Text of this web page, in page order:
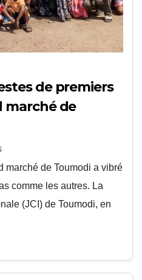
de premiers
marché de
marché de Toumodi a vibré
comme les autres. La
(JCI) de Toumodi, en